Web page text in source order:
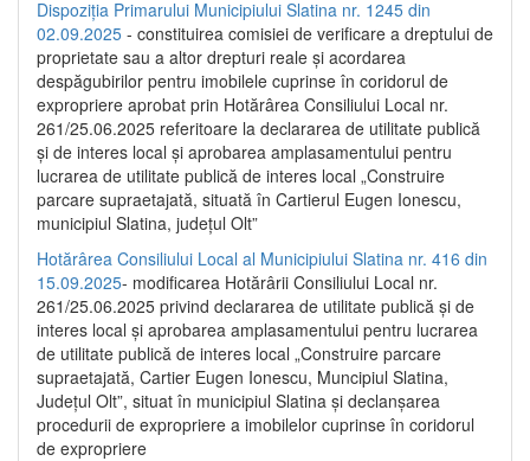
Dispoziția Primarului Municipiului Slatina nr. 1245 din
02.09.2025 - constituirea comisiei de verificare a dreptului de
proprietate sau a altor drepturi reale și acordarea
despăgubirilor pentru imobilele cuprinse în coridorul de
expropriere aprobat prin Hotărârea Consiliului Local nr.
261/25.06.2025 referitoare la declararea de utilitate publică
și de interes local și aprobarea amplasamentului pentru
lucrarea de utilitate publică de interes local „Construire
parcare supraetajată, situată în Cartierul Eugen Ionescu,
municipiul Slatina, județul Olt”
Hotărârea Consiliului Local al Municipiului Slatina nr. 416 din
15.09.2025- modificarea Hotărârii Consiliului Local nr.
261/25.06.2025 privind declararea de utilitate publică și de
interes local și aprobarea amplasamentului pentru lucrarea
de utilitate publică de interes local „Construire parcare
supraetajată, Cartier Eugen Ionescu, Muncipiul Slatina,
Județul Olt”, situat în municipiul Slatina și declanșarea
procedurii de expropriere a imobilelor cuprinse în coridorul
de expropriere